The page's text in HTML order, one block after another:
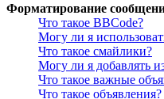
Форматирование
Что такое BBCode?
Могу ли я
Что такое смайлики?
Могу ли я добавлять
Что такое важные
Что такое объявления?